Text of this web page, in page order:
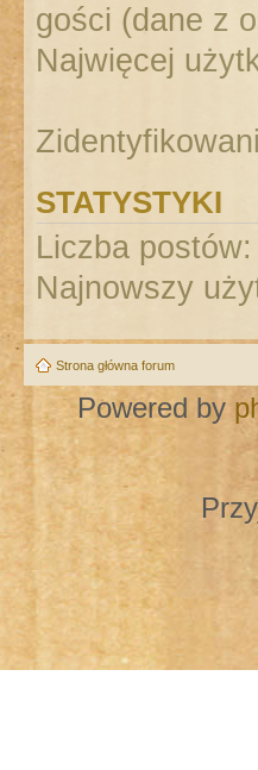
gości (dane z
Najwięcej
STATYSTYKI
Liczba postów:
Najnowszy
Strona główna forum
Powered by